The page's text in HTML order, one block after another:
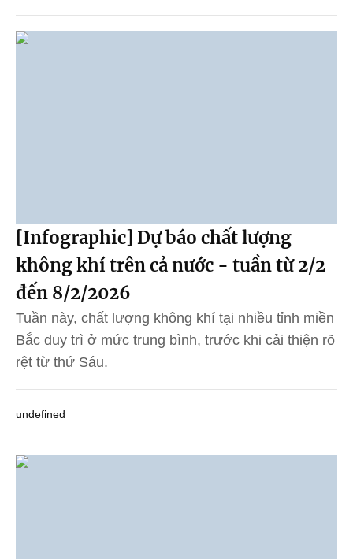
[Infographic] Dự báo chất lượng
không khí trên cả nước - tuần từ 2/2
đến 8/2/2026
Tuần này, chất lượng không khí tại nhiều tỉnh miền
Bắc duy trì ở mức trung bình, trước khi cải thiện rõ
rệt từ thứ Sáu.
undefined